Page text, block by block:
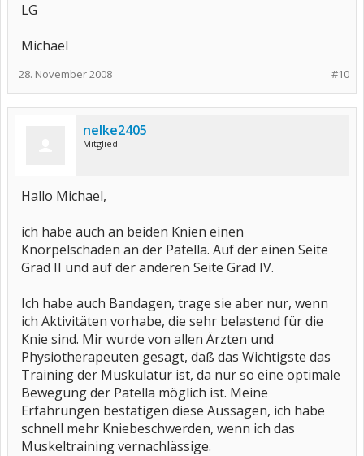
LG
Michael
#10
28. November 2008
nelke2405
Mitglied
Hallo Michael,
ich habe auch an beiden Knien einen
Knorpelschaden an der Patella. Auf der einen Seite
Grad II und auf der anderen Seite Grad IV.
Ich habe auch Bandagen, trage sie aber nur, wenn
ich Aktivitäten vorhabe, die sehr belastend für die
Knie sind. Mir wurde von allen Ärzten und
Physiotherapeuten gesagt, daß das Wichtigste das
Training der Muskulatur ist, da nur so eine optimale
Bewegung der Patella möglich ist. Meine
Erfahrungen bestätigen diese Aussagen, ich habe
schnell mehr Kniebeschwerden, wenn ich das
Muskeltraining vernachlässige.